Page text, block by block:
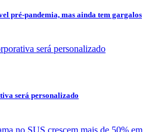
pré-pandemia, mas ainda tem gargalos
será personalizado